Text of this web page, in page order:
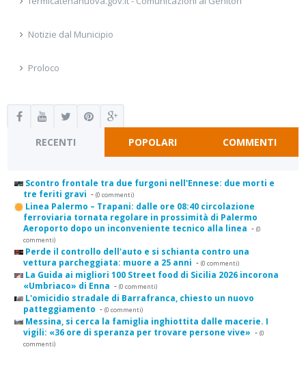
Notizie dal Municipio
Proloco
RECENTI POPOLARI COMMENTI
Scontro frontale tra due furgoni nell'Ennese: due morti e
tre feriti gravi - (0 commenti)
Linea Palermo – Trapani: dalle ore 08:40 circolazione
ferroviaria tornata regolare in prossimità di Palermo
Aeroporto dopo un inconveniente tecnico alla linea - (0
commenti)
Perde il controllo dell'auto e si schianta contro una
vettura parcheggiata: muore a 25 anni - (0 commenti)
La Guida ai migliori 100 Street food di Sicilia 2026 incorona
«Umbriaco» di Enna - (0 commenti)
L'omicidio stradale di Barrafranca, chiesto un nuovo
patteggiamento - (0 commenti)
Messina, si cerca la famiglia inghiottita dalle macerie. I
vigili: «36 ore di speranza per trovare persone vive» - (0
commenti)